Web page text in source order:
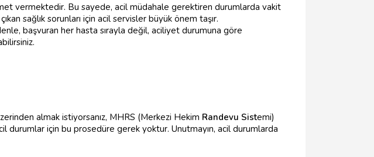
vermektedir. Bu sayede, acil müdahale gerektiren durumlarda vakit
sağlık sorunları için acil servisler büyük önem taşır.
başvuran her hasta sırayla değil, aciliyet durumuna göre
almak istiyorsanız, MHRS (Merkezi Hekim Randevu Sistemi)
için bu prosedüre gerek yoktur. Unutmayın, acil durumlarda